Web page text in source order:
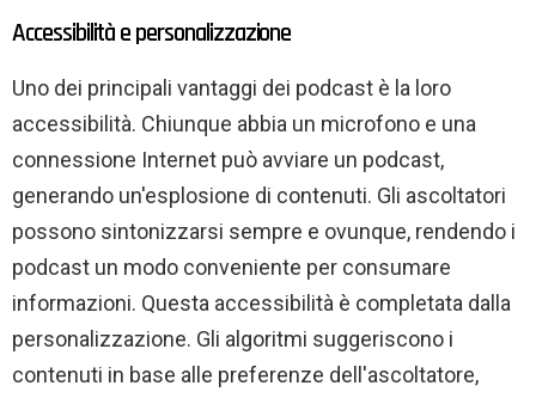
Accessibilità e personalizzazione
Uno dei principali vantaggi dei podcast è la loro
accessibilità. Chiunque abbia un microfono e una
connessione Internet può avviare un podcast,
generando un'esplosione di contenuti. Gli ascoltatori
possono sintonizzarsi sempre e ovunque, rendendo i
podcast un modo conveniente per consumare
informazioni. Questa accessibilità è completata dalla
personalizzazione. Gli algoritmi suggeriscono i
contenuti in base alle preferenze dell'ascoltatore,